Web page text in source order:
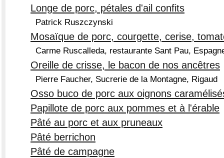
Longe de porc, pétales d'ail confits
Patrick Ruszczynski
Mosaïque de porc, courgette, cerise,
Carme Ruscalleda, restaurante Sant Pau,
Oreille de crisse, le bacon de nos ancêtres
Pierre Faucher, Sucrerie de la Montagne, Rigaud
Osso buco de porc aux oignons
Papillote de porc aux pommes et à l'érable
Pâté au porc et aux pruneaux
Pâté berrichon
Pâté de campagne